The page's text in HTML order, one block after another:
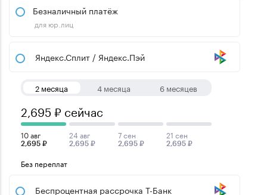
Безналичный платёж
для юр.лиц
Яндекс.Сплит / Яндекс.Пэй
2 месяца 4 месяца 6 месяцев
2,695 ₽ сейчас
10 авг
2,695 ₽
24 авг
2,695 ₽
7 сен
2,695 ₽
21 сен
2,695 ₽
Без переплат
Беспроцентная рассрочка Т-Банк